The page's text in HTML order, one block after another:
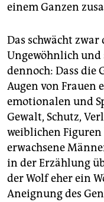
einem Ganzen
Das schwächt
Ungewöhnlich
dennoch: Dass die
Augen von Frauen
emotionalen und
Gewalt, Schutz,
weiblichen Figuren
erwachsene
in der Erzählung
der Wolf eher ein
Aneignung des